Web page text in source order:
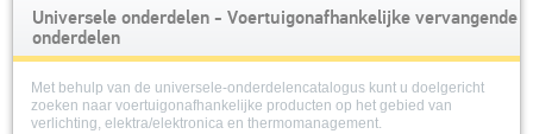
Universele onderdelen - Voertuigonafhankelijke vervangende
onderdelen
Met behulp van de universele-onderdelencatalogus kunt u doelgericht
zoeken naar voertuigonafhankelijke producten op het gebied van
verlichting, elektra/elektronica en thermomanagement.